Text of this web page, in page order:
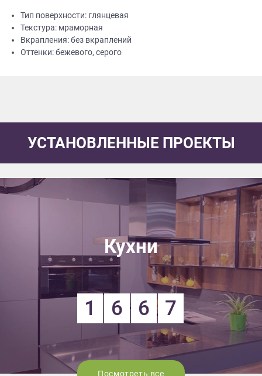
Тип поверхности: глянцевая
Текстура: мраморная
Вкрапления: без вкраплений
Оттенки: бежевого, серого
УСТАНОВЛЕННЫЕ ПРОЕКТЫ
Кухни
1 6 6 7
Посмотреть все